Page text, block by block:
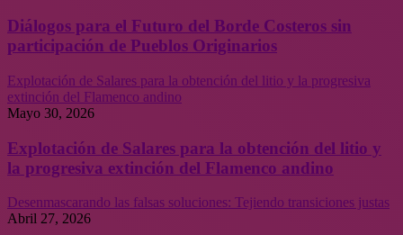
Diálogos para el Futuro del Borde Costeros sin
participación de Pueblos Originarios
Explotación de Salares para la obtención del litio y la progresiva
extinción del Flamenco andino
Mayo 30, 2026
Explotación de Salares para la obtención del litio y
la progresiva extinción del Flamenco andino
Desenmascarando las falsas soluciones: Tejiendo transiciones justas
Abril 27, 2026